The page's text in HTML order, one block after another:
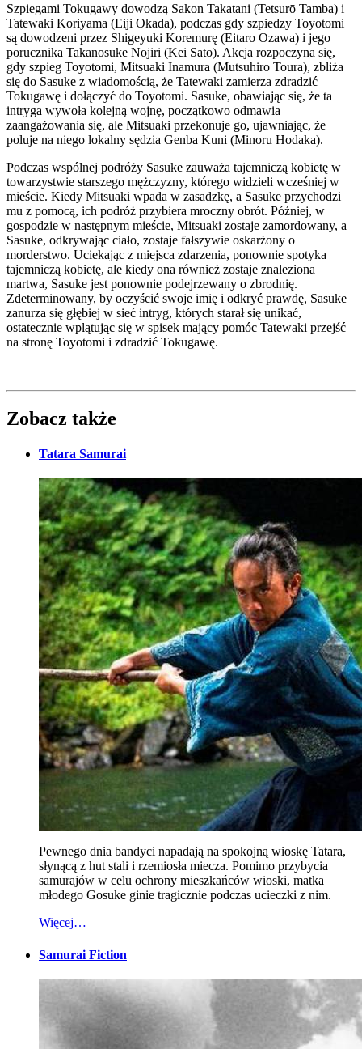
Szpiegami Tokugawy dowodzą Sakon Takatani (Tetsurō Tamba) i
Tatewaki Koriyama (Eiji Okada), podczas gdy szpiedzy Toyotomi
są dowodzeni przez Shigeyuki Koremurę (Eitaro Ozawa) i jego
porucznika Takanosuke Nojiri (Kei Satō). Akcja rozpoczyna się,
gdy szpieg Toyotomi, Mitsuaki Inamura (Mutsuhiro Toura), zbliża
się do Sasuke z wiadomością, że Tatewaki zamierza zdradzić
Tokugawę i dołączyć do Toyotomi. Sasuke, obawiając się, że ta
intryga wywoła kolejną wojnę, początkowo odmawia
zaangażowania się, ale Mitsuaki przekonuje go, ujawniając, że
poluje na niego lokalny sędzia Genba Kuni (Minoru Hodaka).
Podczas wspólnej podróży Sasuke zauważa tajemniczą kobietę w
towarzystwie starszego mężczyzny, którego widzieli wcześniej w
mieście. Kiedy Mitsuaki wpada w zasadzkę, a Sasuke przychodzi
mu z pomocą, ich podróż przybiera mroczny obrót. Później, w
gospodzie w następnym mieście, Mitsuaki zostaje zamordowany, a
Sasuke, odkrywając ciało, zostaje fałszywie oskarżony o
morderstwo. Uciekając z miejsca zdarzenia, ponownie spotyka
tajemniczą kobietę, ale kiedy ona również zostaje znaleziona
martwa, Sasuke jest ponownie podejrzewany o zbrodnię.
Zdeterminowany, by oczyścić swoje imię i odkryć prawdę, Sasuke
zanurza się głębiej w sieć intryg, których starał się unikać,
ostatecznie wplątując się w spisek mający pomóc Tatewaki przejść
na stronę Toyotomi i zdradzić Tokugawę.
Zobacz także
Tatara Samurai
Pewnego dnia bandyci napadają na spokojną wioskę Tatara,
słynącą z hut stali i rzemiosła miecza. Pomimo przybycia
samurajów w celu ochrony mieszkańców wioski, matka
młodego Gosuke ginie tragicznie podczas ucieczki z nim.
Więcej…
Samurai Fiction